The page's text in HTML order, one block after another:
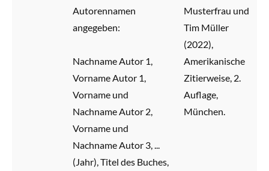
Autorennamen
angegeben:
Nachname Autor 1,
Vorname Autor 1,
Vorname und
Nachname Autor 2,
Vorname und
Nachname Autor 3, ...
(Jahr), Titel des Buches,
Musterfrau und
Tim Müller
(2022),
Amerikanische
Zitierweise, 2.
Auflage,
München.